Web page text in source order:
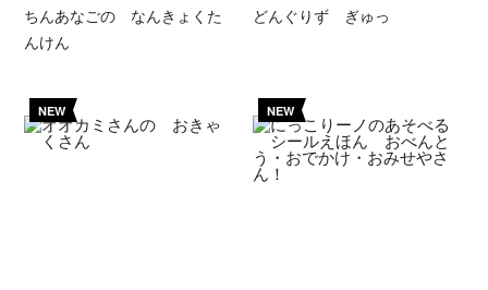
ちんあなごの なんきょくた
んけん
どんぐりず ぎゅっ
NEW NEW